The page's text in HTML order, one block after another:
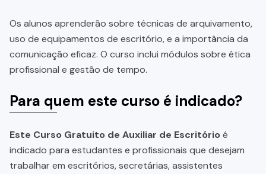
Os alunos aprenderão sobre técnicas de arquivamento,
uso de equipamentos de escritório, e a importância da
comunicação eficaz. O curso inclui módulos sobre ética
profissional e gestão de tempo.
Para quem este curso é indicado?
Este Curso Gratuito de Auxiliar de Escritórioé
indicado para estudantes e profissionais que desejam
trabalhar em escritórios, secretárias, assistentes